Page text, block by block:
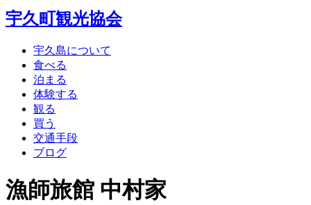
宇久町観光協会
宇久島について
食べる
泊まる
体験する
観る
買う
交通手段
ブログ
漁師旅館 中村家